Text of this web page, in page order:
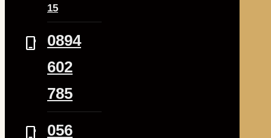
15
phone_iphone
0894
602
785
phone_iphone
056